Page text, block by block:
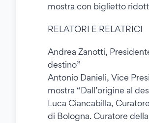
mostra con biglietto
RELATORI E RELATRICI
Andrea Zanotti,
destino”
Antonio Danieli, Vice
mostra “Dall’origine al
Luca Ciancabilla,
di Bologna. Curatore